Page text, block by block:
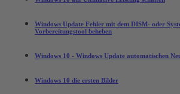
Windows Update Fehler mit dem DISM- oder
Vorbereitungstool beheben
Windows 10 - Windows Update automatischen
Windows 10 die ersten Bilder